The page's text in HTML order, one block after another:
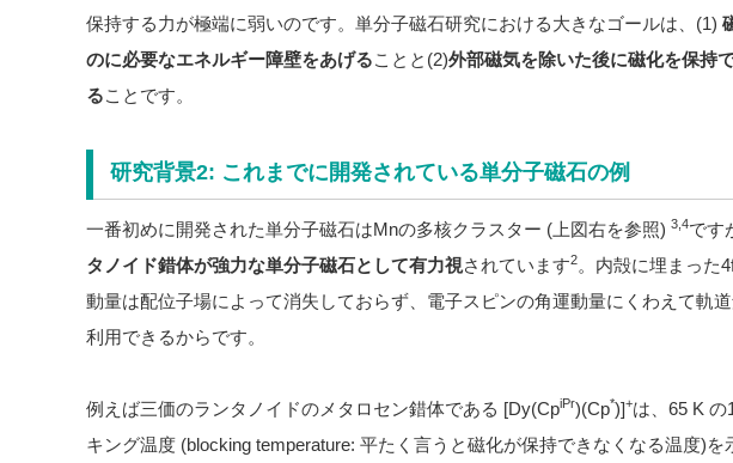
保持する力が極端に弱いのです。単分子磁石研究における大きなゴールは、(1)
のに必要なエネルギー障壁をあげることと(2)外部磁気を除いた後に磁化を保持
ることです。
研究背景2: これまでに開発されている単分子磁石の例
一番初めに開発された単分子磁石はMnの多核クラスター (上図右を参照) 3,4です
タノイド錯体が強力な単分子磁石として有力視されています2。内殻に埋まった
動量は配位子場によって消失しておらず、電子スピンの角運動量にくわえて軌
利用できるからです。
例えば三価のランタノイドのメタロセン錯体である [Dy(CpiPr)(Cp*)]+は、65 K の
キング温度 (blocking temperature: 平たく言うと磁化が保持できなくなる温度)を